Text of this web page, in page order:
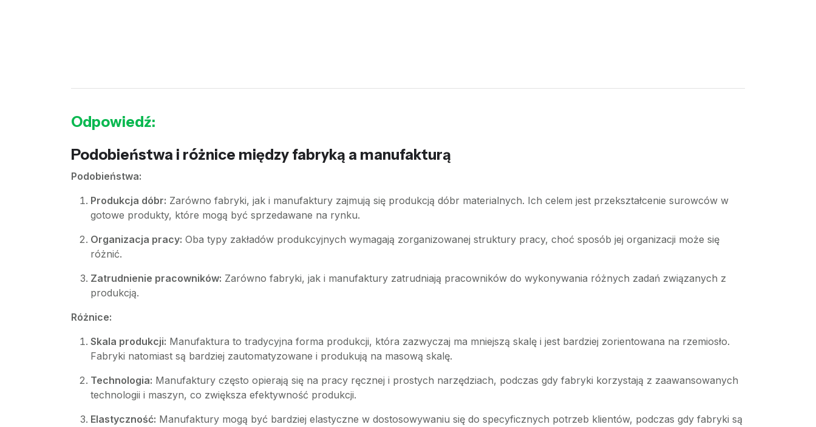
Odpowiedź:
Podobieństwa i różnice między fabryką a manufakturą
Podobieństwa:
Produkcja dóbr: Zarówno fabryki, jak i manufaktury zajmują się produkcją dóbr materialnych. Ich celem jest przekształcenie surowców w
gotowe produkty, które mogą być sprzedawane na rynku.
Organizacja pracy: Oba typy zakładów produkcyjnych wymagają zorganizowanej struktury pracy, choć sposób jej organizacji może się
różnić.
Zatrudnienie pracowników: Zarówno fabryki, jak i manufaktury zatrudniają pracowników do wykonywania różnych zadań związanych z
produkcją.
Różnice:
Skala produkcji: Manufaktura to tradycyjna forma produkcji, która zazwyczaj ma mniejszą skalę i jest bardziej zorientowana na rzemiosło.
Fabryki natomiast są bardziej zautomatyzowane i produkują na masową skalę.
Technologia: Manufaktury często opierają się na pracy ręcznej i prostych narzędziach, podczas gdy fabryki korzystają z zaawansowanych
technologii i maszyn, co zwiększa efektywność produkcji.
Elastyczność: Manufaktury mogą być bardziej elastyczne w dostosowywaniu się do specyficznych potrzeb klientów, podczas gdy fabryki są